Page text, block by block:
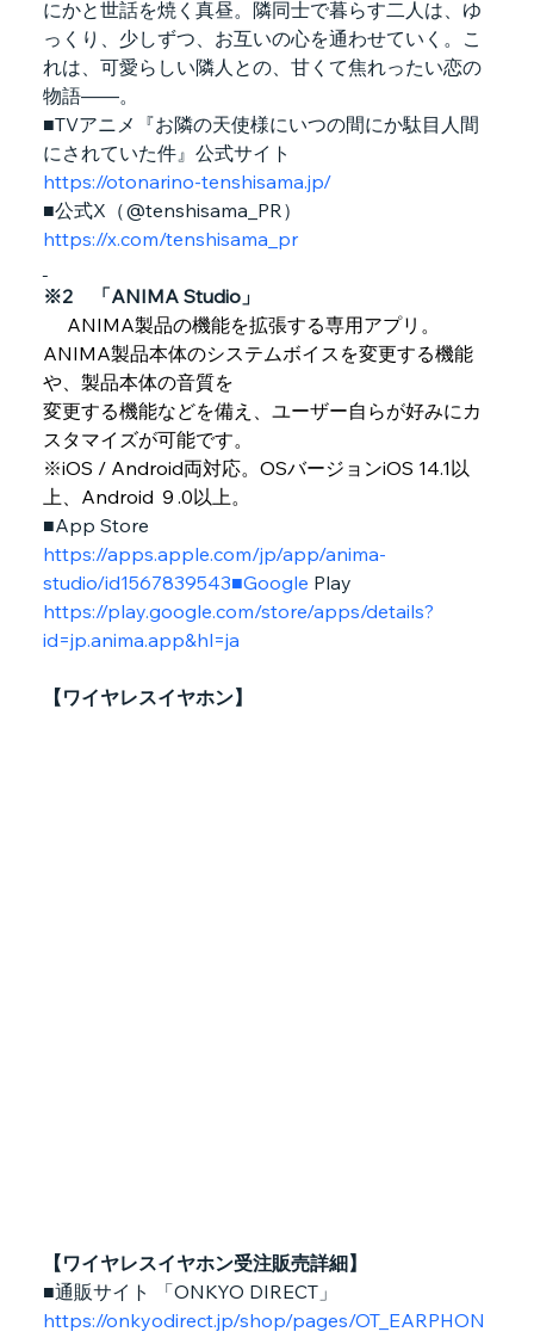
にかと世話を焼く真昼。隣同士で暮らす二人は、ゆ
っくり、少しずつ、お互いの心を通わせていく。こ
れは、可愛らしい隣人との、甘くて焦れったい恋の
物語――。
■TVアニメ『お隣の天使様にいつの間にか駄目人間
にされていた件』公式サイト
https://otonarino-tenshisama.jp/
■公式X（@tenshisama_PR）
https://x.com/tenshisama_pr
※2　「ANIMA Studio」
ANIMA製品の機能を拡張する専用アプリ。
ANIMA製品本体のシステムボイスを変更する機能
や、製品本体の音質を
変更する機能などを備え、ユーザー自らが好みにカ
スタマイズが可能です。
※iOS / Android両対応。OSバージョンiOS 14.1以
上、Android ９.0以上。
■App Store
https://apps.apple.com/jp/app/anima-
studio/id1567839543■Google Play
https://play.google.com/store/apps/details?
id=jp.anima.app&hl=ja
【ワイヤレスイヤホン】
【ワイヤレスイヤホン受注販売詳細】
■通販サイト 「ONKYO DIRECT」
https://onkyodirect.jp/shop/pages/OT_EARPHON